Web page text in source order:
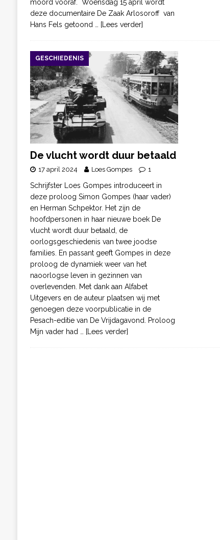
moord vooraf. Woensdag 15 april wordt
deze documentaire De Zaak Arlosoroff van
Hans Fels getoond … [Lees verder]
GESCHIEDENIS
De vlucht wordt duur betaald
17 april 2024 Loes Gompes 1
Schrijfster Loes Gompes introduceert in
deze proloog Simon Gompes (haar vader)
en Herman Schpektor. Het zijn de
hoofdpersonen in haar nieuwe boek De
vlucht wordt duur betaald, de
oorlogsgeschiedenis van twee joodse
families. En passant geeft Gompes in deze
proloog de dynamiek weer van het
naoorlogse leven in gezinnen van
overlevenden. Met dank aan Alfabet
Uitgevers en de auteur plaatsen wij met
genoegen deze voorpublicatie in de
Pesach-editie van De Vrijdagavond. Proloog
Mijn vader had
… [Lees verder]